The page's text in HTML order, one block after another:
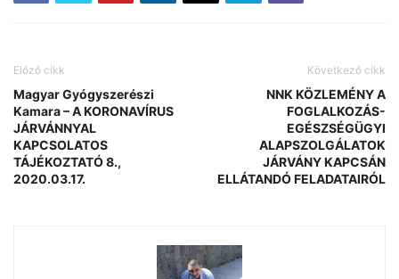
Előző cikk
Magyar Gyógyszerészi
Kamara – A KORONAVÍRUS
JÁRVÁNNYAL
KAPCSOLATOS
TÁJÉKOZTATÓ 8.,
2020.03.17.
Következő cikk
NNK KÖZLEMÉNY A
FOGLALKOZÁS-
EGÉSZSÉGÜGYI
ALAPSZOLGÁLATOK
JÁRVÁNY KAPCSÁN
ELLÁTANDÓ FELADATAIRÓL